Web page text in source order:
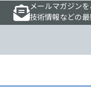
メールマガジン
技術情報などの最